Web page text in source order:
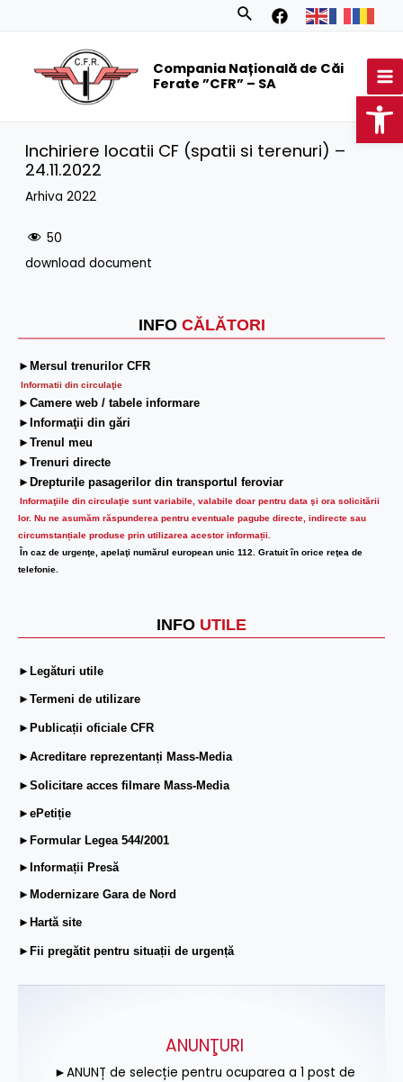
Search
Compania Națională de Căi
Ferate ”CFR” – SA
INFO CĂLĂTORI
►Mersul trenurilor CFR
Informatii din circulaţie
►Camere web / tabele informare
►Informaţii din gări
►Trenul meu
►Trenuri directe
►Drepturile pasagerilor din transportul feroviar
Informaţiile din circulaţie sunt variabile, valabile doar pentru data şi ora solicitării
lor. Nu ne asumăm răspunderea pentru eventuale pagube directe, indirecte sau
circumstanțiale produse prin utilizarea acestor informații.
În caz de urgenţe, apelaţi numărul european unic 112. Gratuit în orice reţea de
telefonie.
INFO UTILE
►Legături utile
►Termeni de utilizare
►Publicații oficiale CFR
►Acreditare reprezentanți Mass-Media
►Solicitare acces filmare Mass-Media
►ePetiție
►Formular Legea 544/2001
►Informații Presă
►Modernizare Gara de Nord
►Hartă site
►Fii pregătit pentru situații de urgență
Inchiriere locatii CF (spatii si terenuri) –
24.11.2022
Arhiva 2022
50
download document
ANUNŢURI
►ANUNȚ de selecție pentru ocuparea a 1 post de